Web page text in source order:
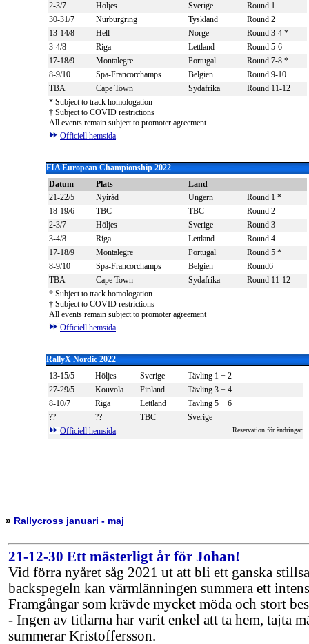
2-3/7
Höljes Sverige
Round 1
30-31/7
Nürburgring Tyskland
Round 2
13-14/8
Hell Norge
Round 3-4 *
3-4/8
Riga Lettland
Round 5-6
17-18/9
Montalegre Portugal
Round 7-8 *
8-9/10
Spa-Francorchamps Belgien
Round 9-10
TBA
Cape Town Sydafrika
Round 11-12
* Subject to track homologation
† Subject to COVID restrictions
All events remain subject to promoter agreement
Officiell hemsida
FIA European Championship2022
Datum
Plats
Land
21-22/5
Nyirád Ungern
Round 1 *
18-19/6
TBC TBC
Round 2
2-3/7
Höljes Sverige
Round 3
3-4/8
Riga Lettland
Round 4
17-18/9
Montalegre Portugal
Round 5 *
8-9/10
Spa-Francorchamps Belgien
Round6
TBA
Cape Town Sydafrika
Round 11-12
* Subject to track homologation
† Subject to COVID restrictions
All events remain subject to promoter agreement
Officiell hemsida
RallyX Nordic 2022
13-15/5
Höljes Sverige
Tävling 1 + 2
27-29/5
Kouvola Finland
Tävling 3 + 4
8-10/7
Riga Lettland
Tävling 5 + 6
??
?? TBC
Sverige
Officiell hemsida
Reservation för ändringar
» Rallycross januari - maj
21-12-30 Ett mästerligt år för Johan!
Vid förra nyåret såg 2021 ut att bli ett ganska
backspegeln kan värmlänningen summera ett
Framgångar som krävde mycket möda och stort
- Ingen av titlarna har varit enkel att ta hem, tajta
summerar Kristoffersson.